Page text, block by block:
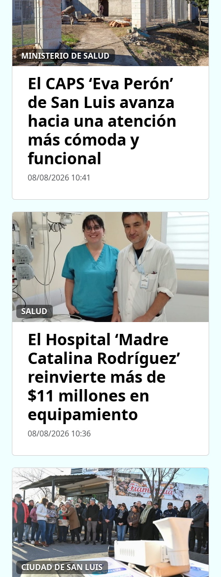
MINISTERIO DE SALUD
El CAPS ‘Eva Perón’
de San Luis avanza
hacia una atención
más cómoda y
funcional
08/08/2026 10:41
SALUD
El Hospital ‘Madre
Catalina Rodríguez’
reinvierte más de
$11 millones en
equipamiento
08/08/2026 10:36
CIUDAD DE SAN LUIS